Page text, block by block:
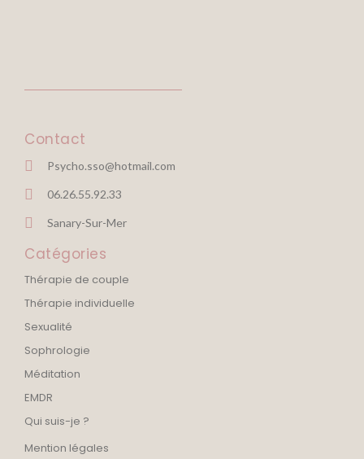
Contact
Psycho.sso@hotmail.com
06.26.55.92.33
Sanary-Sur-Mer
Catégories
Thérapie de couple
Thérapie individuelle
Sexualité
Sophrologie
Méditation
EMDR
Qui suis-je ?
Mention légales